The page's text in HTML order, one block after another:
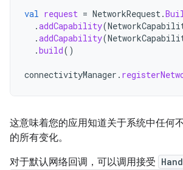
val request = NetworkRequest.
.addCapability(
.addCapability(
.build()
connectivityManager .
这意味着您的应用知道关于系统中任何
的所有变化。
对于默认网络回调，可以调用接受